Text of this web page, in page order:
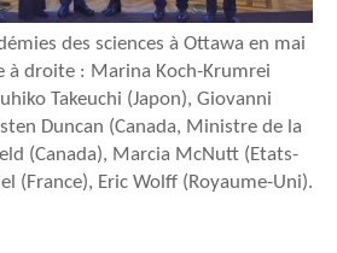
des sciences à Ottawa en mai
à droite : Marina Koch-Krumrei
Takeuchi (Japon), Giovanni
Duncan (Canada, Ministre de la
(Canada), Marcia McNutt (Etats-
(France), Eric Wolff (Royaume-Uni).